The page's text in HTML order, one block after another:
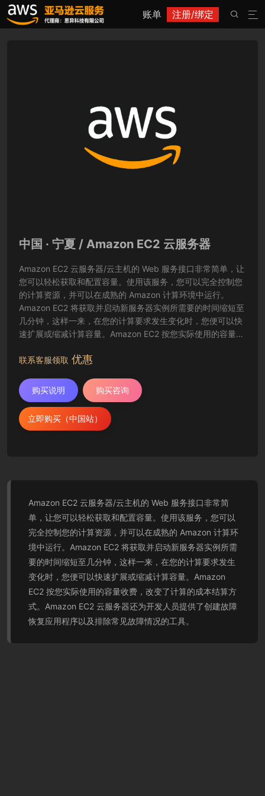
账单 注册/绑定 

中国 · 宁夏 / Amazon EC2 云服务器
Amazon EC2 云服务器/云主机的 Web 服务接口非常简单，让
您可以轻松获取和配置容量。使用该服务，您可以完全控制您
的计算资源，并可以在成熟的 Amazon 计算环境中运行。
Amazon EC2 将获取并启动新服务器实例所需要的时间缩短至
几分钟，这样一来，在您的计算要求发生变化时，您便可以快
速扩展或缩减计算容量。Amazon EC2 按您实际使用的容量收
开发人员提供了创建故障恢复应用程序以及排除常见故障情况
联系客服领取 优惠
购买说明 购买咨询
立即购买（中国站）
Amazon EC2 云服务器/云主机的 Web 服务接口非常简
单，让您可以轻松获取和配置容量。使用该服务，您可以
完全控制您的计算资源，并可以在成熟的 Amazon 计算环
境中运行。Amazon EC2 将获取并启动新服务器实例所需
要的时间缩短至几分钟，这样一来，在您的计算要求发生
变化时，您便可以快速扩展或缩减计算容量。Amazon
EC2 按您实际使用的容量收费，改变了计算的成本结算方
式。Amazon EC2 云服务器还为开发人员提供了创建故障
恢复应用程序以及排除常见故障情况的工具。